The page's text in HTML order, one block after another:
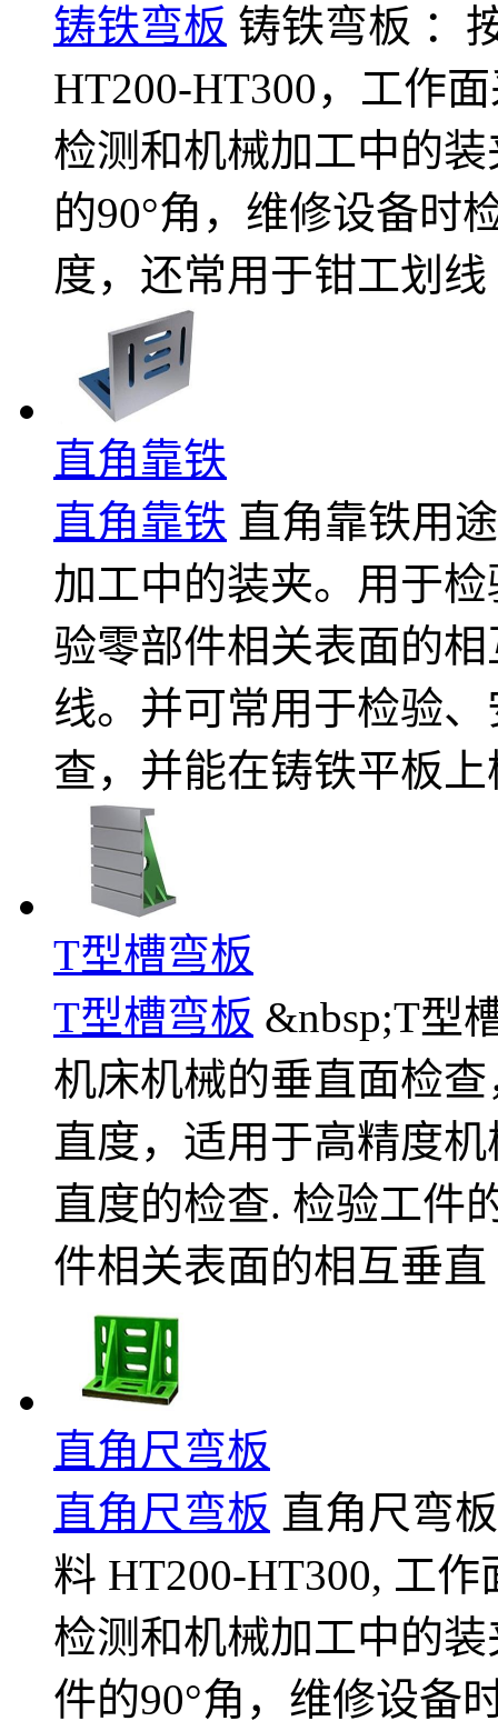
铸铁弯板 铸铁弯板 ：
HT200-HT300，工作
检测和机械加工中的
的90°角，维修设备时
度，还常用于钳工划线
直角靠铁
直角靠铁 直角靠铁用
加工中的装夹。用于
验零部件相关表面的
线。并可常用于检验
查，并能在铸铁平板上
T型槽弯板
T型槽弯板 &nbsp;T型
机床机械的垂直面检
直度，适用于高精度
直度的检查. 检验工件
件相关表面的相互垂直
直角尺弯板
直角尺弯板 直角尺弯
料 HT200-HT300, 工
检测和机械加工中的
件的90°角，维修设备